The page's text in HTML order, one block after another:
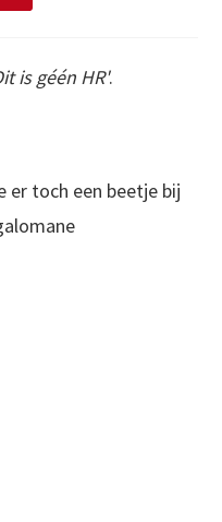
is géén HR'.
er toch een beetje bij